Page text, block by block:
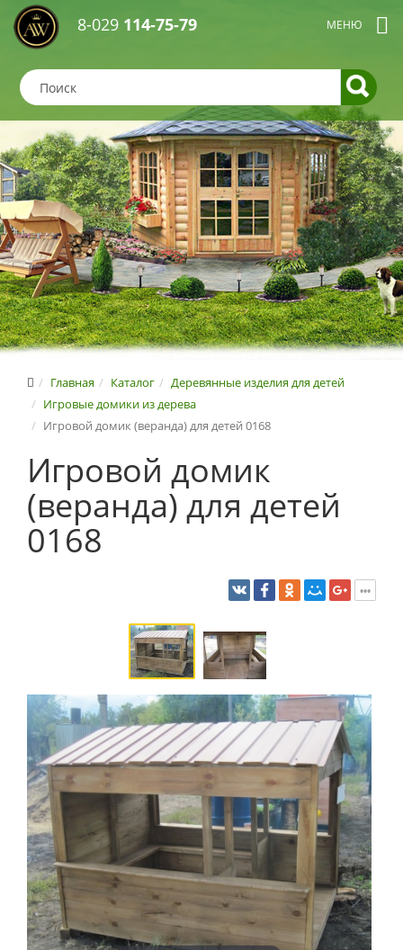
8-029 114-75-79
Главная Каталог
Деревянные изделия для детей
Игровые домики из дерева
Игровой домик (веранда) для детей 0168
Игровой домик
(веранда) для детей
0168